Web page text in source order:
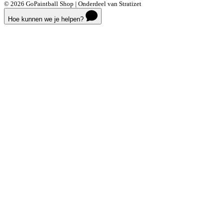
© 2026 GoPaintball Shop | Onderdeel van Stratizet
Hoe kunnen we je helpen?